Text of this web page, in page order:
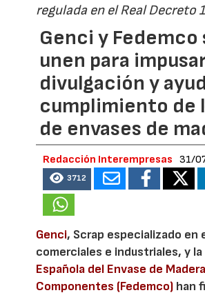
regulada en el Real Decreto
Genci y Fedemco
unen para
divulgación y
cumplimiento de
de envases de
Redacción Interempresas 31/
3712
Genci, Scrap especializado en
comerciales e industriales, y la
Española del Envase de
Componentes (Fedemco) han